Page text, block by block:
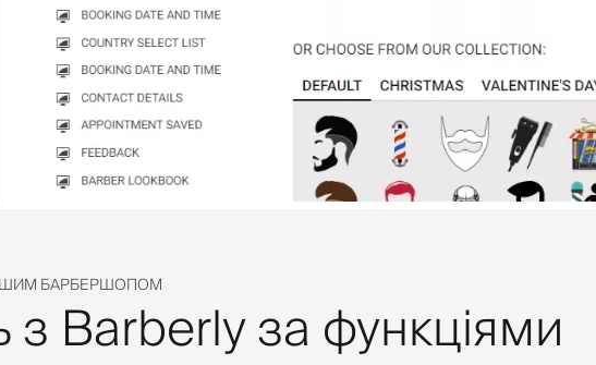
БАРБЕРШОПОМ
Barberly за функціями